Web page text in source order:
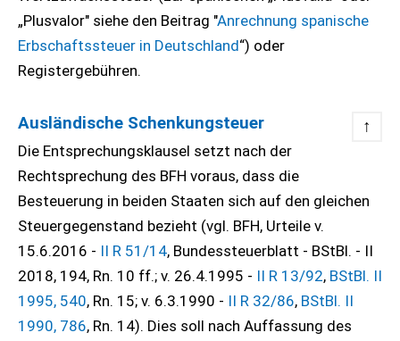
„Plusvalor" siehe den Beitrag "Anrechnung spanische
Erbschaftssteuer in Deutschland“) oder
Registergebühren.
Ausländische Schenkungsteuer ↑
Die Entsprechungsklausel setzt nach der
Rechtsprechung des BFH voraus, dass die
Besteuerung in beiden Staaten sich auf den gleichen
Steuergegenstand bezieht (vgl. BFH, Urteile v.
15.6.2016 - II R 51/14, Bundessteuerblatt - BStBl. - II
2018, 194, Rn. 10 ff.; v. 26.4.1995 - II R 13/92, BStBl. II
1995, 540, Rn. 15; v. 6.3.1990 - II R 32/86, BStBl. II
1990, 786, Rn. 14). Dies soll nach Auffassung des